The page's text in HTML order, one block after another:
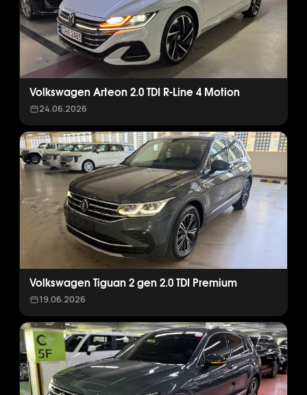
Volkswagen Arteon 2.0 TDI R-Line 4 Motion
24.06.2026
Volkswagen Tiguan 2 gen 2.0 TDI Premium
19.06.2026